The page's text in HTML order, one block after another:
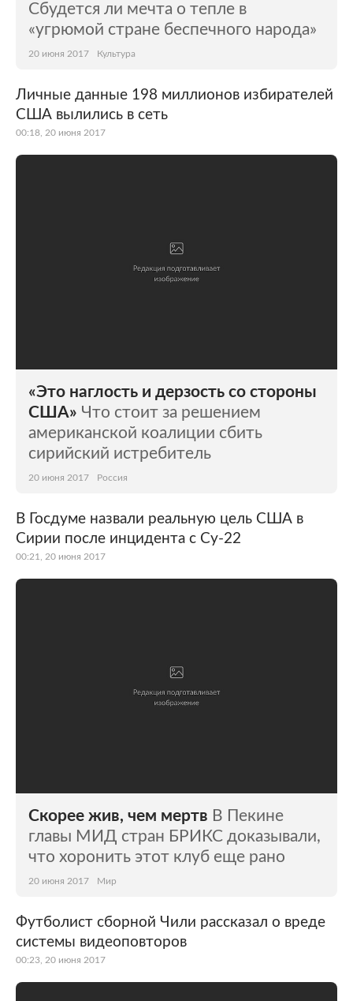
Сбудется ли мечта о тепле в
«угрюмой стране беспечного народа»
20 июня 2017 Культура
Личные данные 198 миллионов избирателей
США вылились в сеть
00:18, 20 июня 2017
«Это наглость и дерзость со стороны
США» Что стоит за решением
американской коалиции сбить
сирийский истребитель
20 июня 2017 Россия
В Госдуме назвали реальную цель США в
Сирии после инцидента с Су-22
00:21, 20 июня 2017
Скорее жив, чем мертв В Пекине
главы МИД стран БРИКС доказывали,
что хоронить этот клуб еще рано
20 июня 2017 Мир
Футболист сборной Чили рассказал о вреде
системы видеоповторов
00:23, 20 июня 2017